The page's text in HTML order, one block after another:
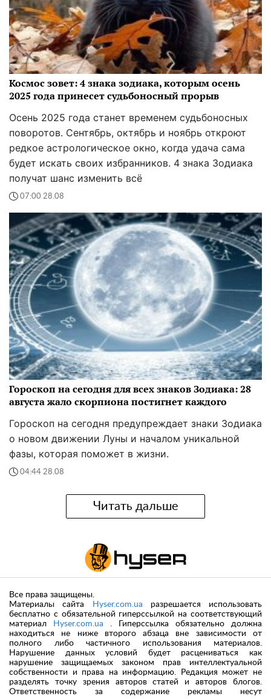
Космос зовет: 4 знака зодиака, которым осень
2025 года принесет судьбоносный прорыв
Осень 2025 года станет временем судьбоносных
поворотов. Сентябрь, октябрь и ноябрь откроют
редкое астрологическое окно, когда удача сама
будет искать своих избранников. 4 знака Зодиака
получат шанс изменить всё
07:00 28.08
Гороскоп на сегодня для всех знаков Зодиака: 28
августа жало скорпиона постигнет каждого
Гороскоп на сегодня предупреждает знаки Зодиака
о новом движении Луны и началом уникальной
фазы, которая поможет в жизни.
04:44 28.08
Читать дальше
Все права защищены.
Материалы сайта
Hyser.com.ua разрешается использовать
бесплатно с обязательной гиперссылкой на соответствующий
материал
Hyser.com.ua . Гиперссылка обязательно должна
находиться не ниже второго абзаца вне зависимости от
полного либо частичного использования материалов.
Нарушение данных условий будет расцениваться как
нарушение защищаемых законом прав интеллектуальной
собственности и права на информацию. Редакция может не
разделять точку зрения авторов статей и авторов блогов.
Ответственность за содержание рекламы несут